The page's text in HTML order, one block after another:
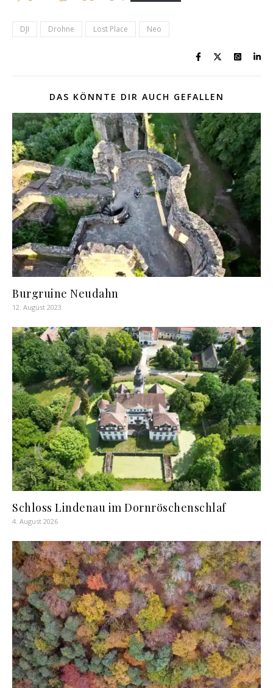
DJI Drohne Lost Place Neo
DAS KÖNNTE DIR AUCH GEFALLEN
Burgruine Neudahn
12. August 2023
Schloss Lindenau im Dornröschenschlaf
4. August 2026